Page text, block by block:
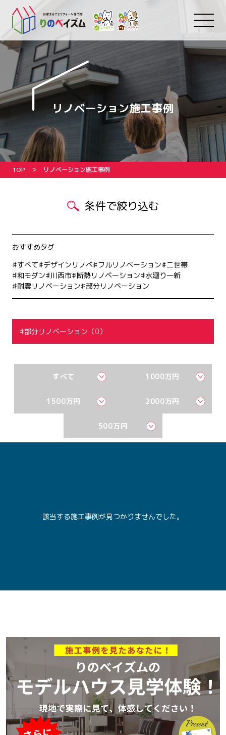
リノベーション施工事例
TOP リノベーション施工事例
条件で絞り込む
おすすめタグ
すべて
デザインリノベ フルリノベーション
二世帯
和モダン 川西市 断熱リノベーション 水廻り一新
耐震リノベーション 部分リノベーション
部分リノベーション（0）
すべて 1000万円
1500万円 2000万円
500万円
該当する施工事例が見つかりませんでした。